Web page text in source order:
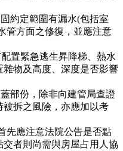
約定範圍有漏水(包括室
管方面之修復，並應注意
置緊急逃生昇降梯、熱水
物及高度、深度是否影響
部份，除非向建管局查證
拆之風險，亦應加以考
先應注意法院公告是否點
者則尚需與房屋占用人協